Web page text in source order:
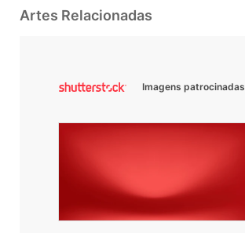
Artes Relacionadas
Imagens patrocinadas